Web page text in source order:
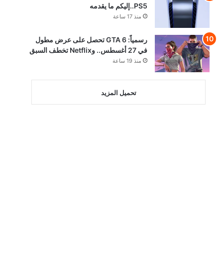
PS5..إليكم ما يقدمه
منذ 17 ساعة
رسمياً: GTA 6 تحصل على عرض مطول
في 27 أغسطس.. وNetflix تخطف السبق
منذ 19 ساعة
تحميل المزيد